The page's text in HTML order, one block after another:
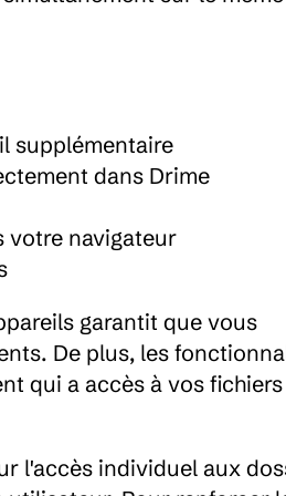
supplémentaire
dans Drime
votre navigateur
garantit que vous
De plus, les
qui a accès à vos
l'accès individuel aux